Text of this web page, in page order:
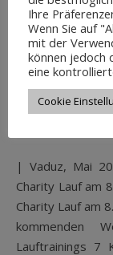
DRENPA
| Vaduz, Mai 2024 – Vorbereitung auf den Pink Ribbon
Charity Lauf am
Charity Lauf am
kommenden
Lauftrainings
Ihre
Wenn Sie auf
mit der
können jedoch
eine
Cookie